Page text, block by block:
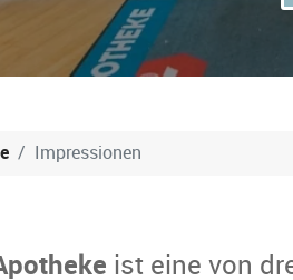
Impressionen
ist eine von